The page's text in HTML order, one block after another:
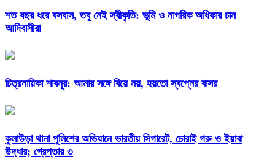
শত বছর ধরে বসবাস, তবু নেই স্বীকৃতি: ভূমি ও নাগরিক অধিকার চান
আদিবাসীরা
চিত্রনায়িকা শাবনূর: আমার সঙ্গে বিয়ে নয়, হয়তো স্বপ্নের বাসর
কুলাউড়া থানা পুলিশের অভিযানে ভারতীয় সিগারেট, চোরাই গরু ও ইয়াবা
উদ্ধার; গ্রেপ্তার ৩